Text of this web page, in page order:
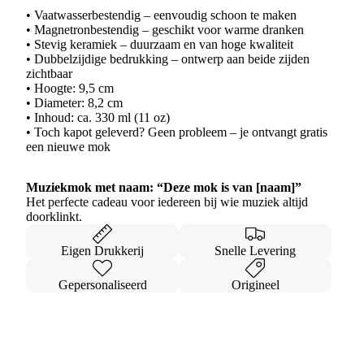
• Vaatwasserbestendig – eenvoudig schoon te maken
• Magnetronbestendig – geschikt voor warme dranken
• Stevig keramiek – duurzaam en van hoge kwaliteit
• Dubbelzijdige bedrukking – ontwerp aan beide zijden
zichtbaar
• Hoogte: 9,5 cm
• Diameter: 8,2 cm
• Inhoud: ca. 330 ml (11 oz)
• Toch kapot geleverd? Geen probleem – je ontvangt gratis
een nieuwe mok
Muziekmok met naam: “Deze mok is van [naam]”
Het perfecte cadeau voor iedereen bij wie muziek altijd
doorklinkt.
Eigen Drukkerij Snelle Levering
Gepersonaliseerd Origineel